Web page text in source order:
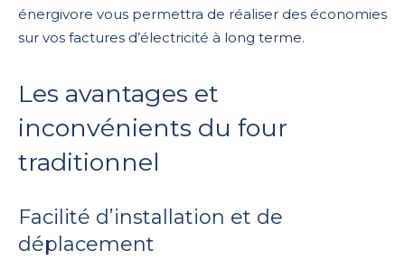
énergivore vous permettra de réaliser des économies
sur vos factures d’électricité à long terme.
Les avantages et
inconvénients du four
traditionnel
Facilité d’installation et de
déplacement